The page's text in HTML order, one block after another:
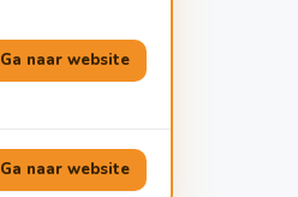
Ga naar website
Ga naar website